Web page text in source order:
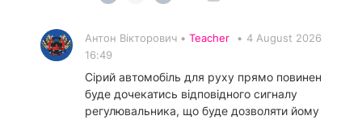
Антон Вікторович • Teacher • 4 August 2026
16:49
Сірий автомобіль для руху прямо повинен
буде дочекатись відповідного сигналу
регулювальника, що буде дозволяти йому